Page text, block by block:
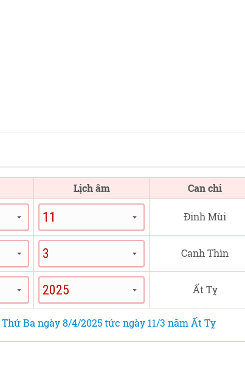
Lịch âm Can chi
Đinh Mùi
Canh Thìn
Ất Tỵ
Thứ Ba ngày 8/4/2025 tức ngày 11/3 năm Ất Tỵ